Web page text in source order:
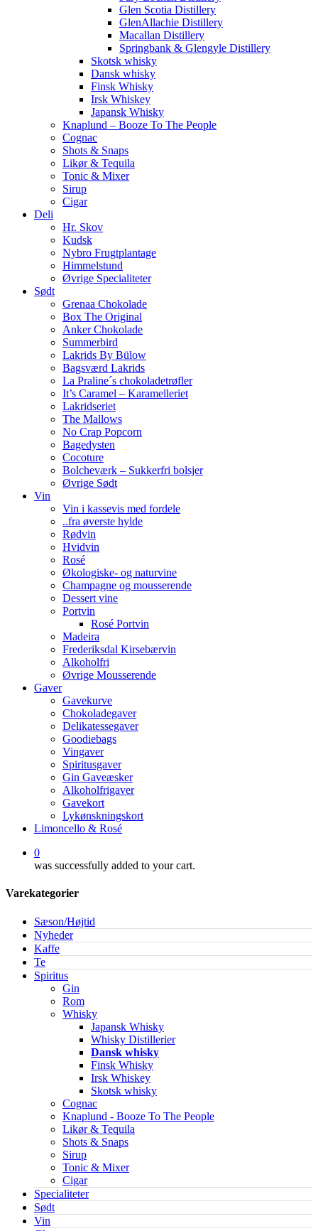
Glen Scotia Distillery
GlenAllachie Distillery
Macallan Distillery
Springbank & Glengyle Distillery
Skotsk whisky
Dansk whisky
Finsk Whisky
Irsk Whiskey
Japansk Whisky
Knaplund – Booze To The People
Cognac
Shots & Snaps
Likør & Tequila
Tonic & Mixer
Sirup
Cigar
Deli
Hr. Skov
Kudsk
Nybro Frugtplantage
Himmelstund
Øvrige Specialiteter
Sødt
Grenaa Chokolade
Box The Original
Anker Chokolade
Summerbird
Lakrids By Bülow
Bagsværd Lakrids
La Praline´s chokoladetrøfler
It’s Caramel – Karamelleriet
Lakridseriet
The Mallows
No Crap Popcorn
Bagedysten
Cocoture
Bolcheværk – Sukkerfri bolsjer
Øvrige Sødt
Vin
Vin i kassevis med fordele
..fra øverste hylde
Rødvin
Hvidvin
Rosé
Økologiske- og naturvine
Champagne og mousserende
Dessert vine
Portvin
Rosé Portvin
Madeira
Frederiksdal Kirsebærvin
Alkoholfri
Øvrige Mousserende
Gaver
Gavekurve
Chokoladegaver
Delikatessegaver
Goodiebags
Vingaver
Spiritusgaver
Gin Gaveæsker
Alkoholfrigaver
Gavekort
Lykønskningskort
Limoncello & Rosé
0
was successfully added to your cart.
Varekategorier
Sæson/Højtid
Nyheder
Kaffe
Te
Spiritus
Gin
Rom
Whisky
Japansk Whisky
Whisky Distillerier
Dansk whisky
Finsk Whisky
Irsk Whiskey
Skotsk whisky
Cognac
Knaplund - Booze To The People
Likør & Tequila
Shots & Snaps
Sirup
Tonic & Mixer
Cigar
Specialiteter
Sødt
Vin